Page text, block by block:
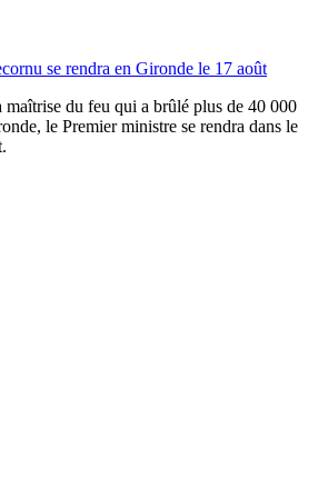
se rendra en Gironde le 17 août
maîtrise du feu qui a brûlé plus de 40 000
le Premier ministre se rendra dans le